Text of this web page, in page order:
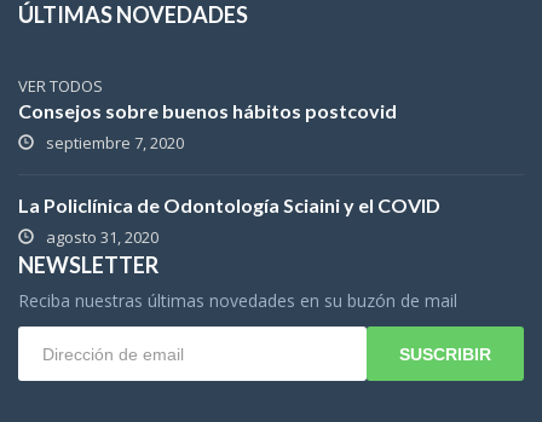
ÚLTIMAS NOVEDADES
VER TODOS
Consejos sobre buenos hábitos postcovid
septiembre 7, 2020
La Policlínica de Odontología Sciaini y el COVID
agosto 31, 2020
NEWSLETTER
Reciba nuestras últimas novedades en su buzón de mail
SUSCRIBIR